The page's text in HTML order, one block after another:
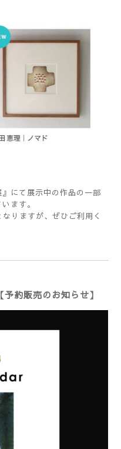
にて展示中の作品の一部
ます。
りますが、ぜひご利用く
約販売のお知らせ】